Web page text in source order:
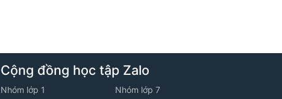
thức
1. Bài toán tính nhanh giá trị biểu thức
Cộng đồng học tập Zalo
Nhóm lớp 1 Nhóm lớp 7